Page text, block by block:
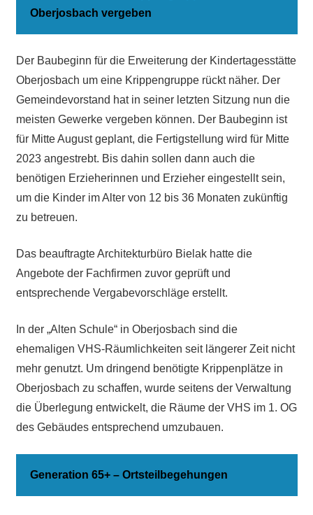
Oberjosbach vergeben
Der Baubeginn für die Erweiterung der Kindertagesstätte
Oberjosbach um eine Krippengruppe rückt näher. Der
Gemeindevorstand hat in seiner letzten Sitzung nun die
meisten Gewerke vergeben können. Der Baubeginn ist
für Mitte August geplant, die Fertigstellung wird für Mitte
2023 angestrebt. Bis dahin sollen dann auch die
benötigen Erzieherinnen und Erzieher eingestellt sein,
um die Kinder im Alter von 12 bis 36 Monaten zukünftig
zu betreuen.
Das beauftragte Architekturbüro Bielak hatte die
Angebote der Fachfirmen zuvor geprüft und
entsprechende Vergabevorschläge erstellt.
In der „Alten Schule“ in Oberjosbach sind die
ehemaligen VHS-Räumlichkeiten seit längerer Zeit nicht
mehr genutzt. Um dringend benötigte Krippenplätze in
Oberjosbach zu schaffen, wurde seitens der Verwaltung
die Überlegung entwickelt, die Räume der VHS im 1. OG
des Gebäudes entsprechend umzubauen.
Generation 65+ – Ortsteilbegehungen